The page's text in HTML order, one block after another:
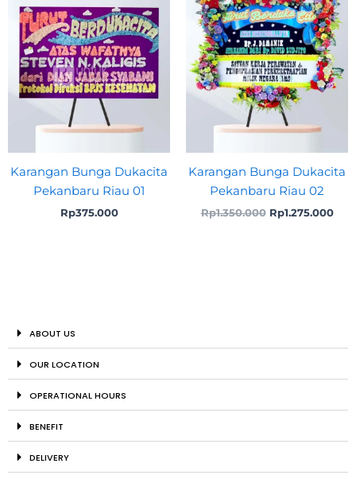
Karangan Bunga Dukacita
Pekanbaru Riau 01
Rp375.000
Karangan Bunga Dukacita
Pekanbaru Riau 02
Rp1.350.000 Rp1.275.000
ABOUT US
OUR LOCATION
OPERATIONAL HOURS
BENEFIT
DELIVERY